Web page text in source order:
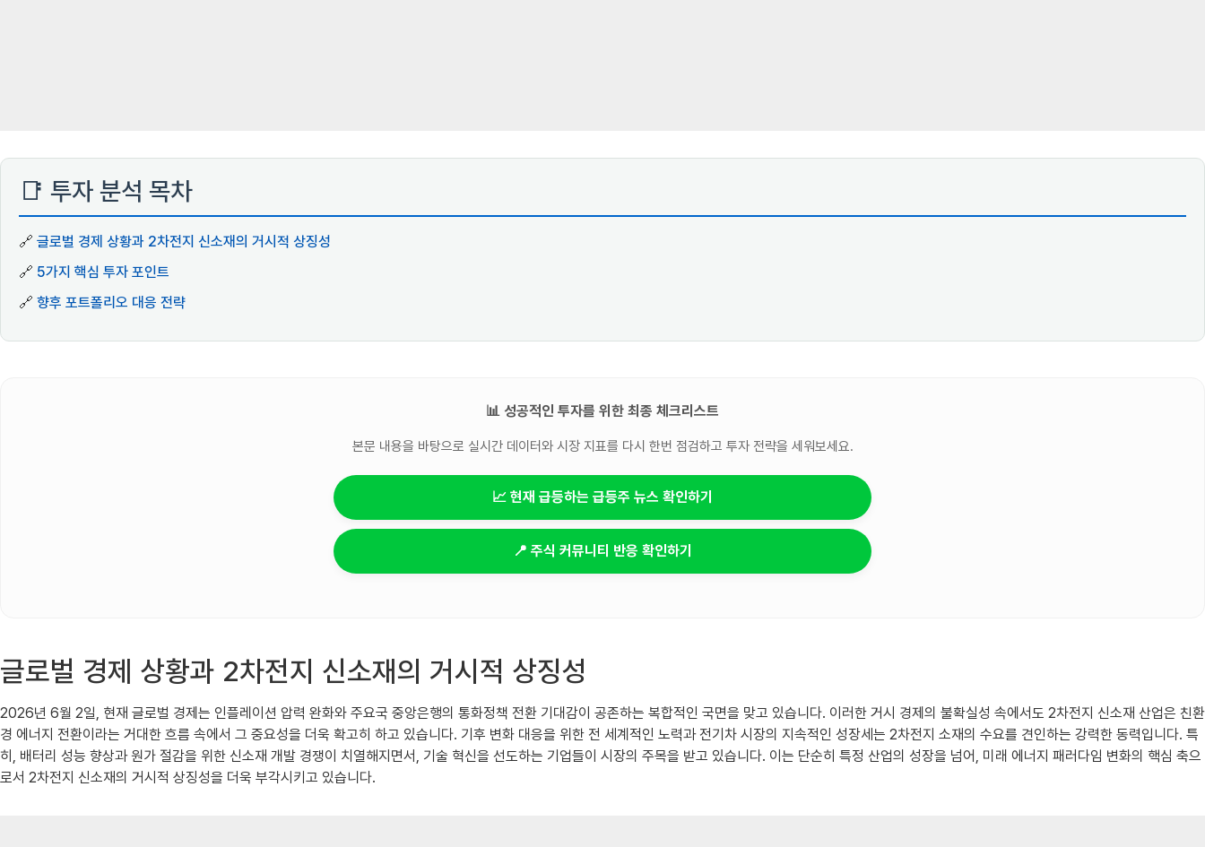
📑 투자 분석 목차
🔗 글로벌 경제 상황과 2차전지 신소재의 거시적 상징성
🔗 5가지 핵심 투자 포인트
🔗 향후 포트폴리오 대응 전략
📊 성공적인 투자를 위한 최종 체크리스트
본문 내용을 바탕으로 실시간 데이터와 시장 지표를 다시 한번 점검하고 투자 전략을 세워보세요.
📈 현재 급등하는 급등주 뉴스 확인하기
📍 주식 커뮤니티 반응 확인하기
글로벌 경제 상황과 2차전지 신소재의 거시적 상징성
2026년 6월 2일, 현재 글로벌 경제는 인플레이션 압력 완화와 주요국 중앙은행의 통화정책 전환 기대감이 공존하는 복합적인 국면을 맞고 있습니다. 이러한 거시 경제의 불확실성 속에서도 2차전지 신소재 산업은 친환
경 에너지 전환이라는 거대한 흐름 속에서 그 중요성을 더욱 확고히 하고 있습니다. 기후 변화 대응을 위한 전 세계적인 노력과 전기차 시장의 지속적인 성장세는 2차전지 소재의 수요를 견인하는 강력한 동력입니다. 특
히, 배터리 성능 향상과 원가 절감을 위한 신소재 개발 경쟁이 치열해지면서, 기술 혁신을 선도하는 기업들이 시장의 주목을 받고 있습니다. 이는 단순히 특정 산업의 성장을 넘어, 미래 에너지 패러다임 변화의 핵심 축으
로서 2차전지 신소재의 거시적 상징성을 더욱 부각시키고 있습니다.